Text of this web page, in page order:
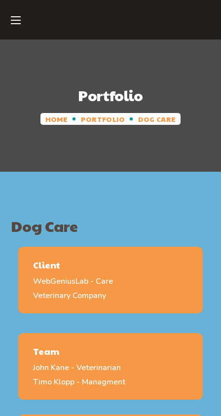
Portfolio
HOME PORTFOLIO DOG CARE
Dog Care
Client
WebGeniusLab - Care
Veterinary Company
Team
John Kane - Veterinarian
Timo Klopp - Managment